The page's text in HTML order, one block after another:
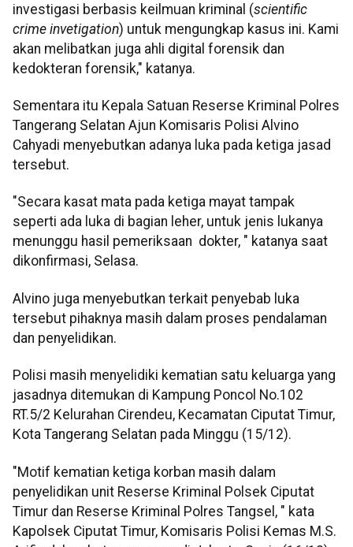
investigasi berbasis keilmuan kriminal (scientific
crime invetigation) untuk mengungkap kasus ini. Kami
akan melibatkan juga ahli digital forensik dan
kedokteran forensik," katanya.
Sementara itu Kepala Satuan Reserse Kriminal Polres
Tangerang Selatan Ajun Komisaris Polisi Alvino
Cahyadi menyebutkan adanya luka pada ketiga jasad
tersebut.
"Secara kasat mata pada ketiga mayat tampak
seperti ada luka di bagian leher, untuk jenis lukanya
menunggu hasil pemeriksaan dokter, " katanya saat
dikonfirmasi, Selasa.
Alvino juga menyebutkan terkait penyebab luka
tersebut pihaknya masih dalam proses pendalaman
dan penyelidikan.
Polisi masih menyelidiki kematian satu keluarga yang
jasadnya ditemukan di Kampung Poncol No.102
RT.5/2 Kelurahan Cirendeu, Kecamatan Ciputat Timur,
Kota Tangerang Selatan pada Minggu (15/12).
"Motif kematian ketiga korban masih dalam
penyelidikan unit Reserse Kriminal Polsek Ciputat
Timur dan Reserse Kriminal Polres Tangsel, " kata
Kapolsek Ciputat Timur, Komisaris Polisi Kemas M.S.